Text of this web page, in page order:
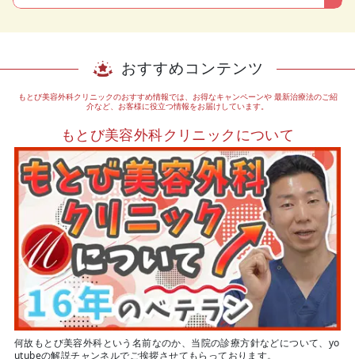
おすすめコンテンツ
もとび美容外科クリニックのおすすめ情報では、お得なキャンペーンや最新治療法のご紹
介など、お客様に役立つ情報をお届けしています。
もとび美容外科クリニックについて
何故もとび美容外科という名前なのか、当院の診療方針などについて、yo
utubeの解説チャンネルでご挨拶させてもらっております。